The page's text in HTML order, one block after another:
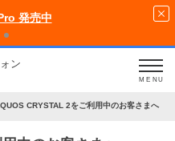
発売中
ン
MENU
CRYSTAL 2をご利用中のお客さまへ